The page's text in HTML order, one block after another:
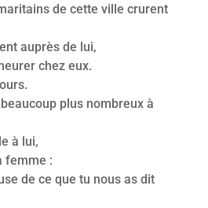
de cette ville crurent
auprès de lui,
chez eux.
plus nombreux à
à lui,
femme :
de ce que tu nous as dit